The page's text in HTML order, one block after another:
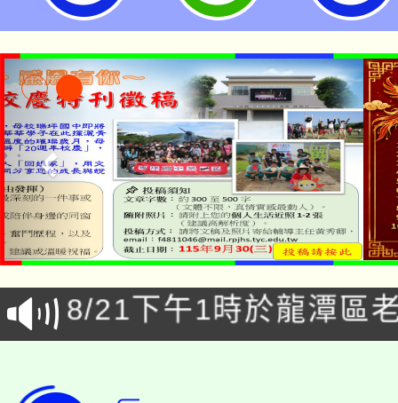
「本色祭」8/29、30在
場熱烈登場!
8/21下午1時於龍潭區
徵才活動。
YOUNG桃局內行報名
局官網。